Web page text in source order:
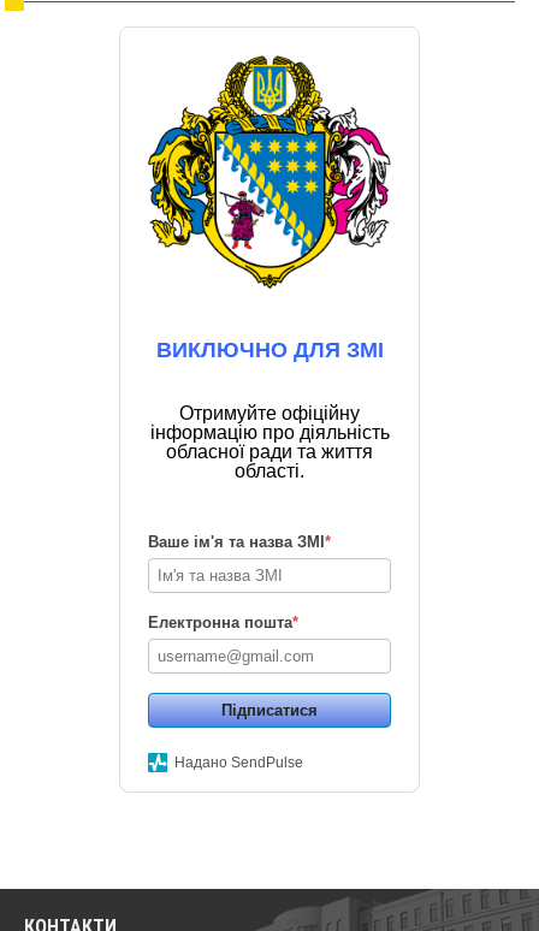
ВИКЛЮЧНО ДЛЯ ЗМІ
Отримуйте офіційну
інформацію про діяльність
обласної ради та життя
області.
Ваше ім'я та назва ЗМІ *
Електронна пошта*
Підписатися
Надано SendPulse